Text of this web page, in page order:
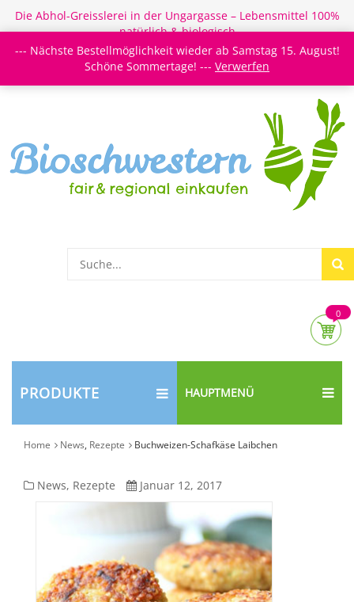
Die Abhol-Greisslerei in der Ungargasse – Lebensmittel 100%
natürlich & biologisch
Login/Register Newsletter Meine Merkzettel
0
PRODUKTE HAUPTMENÜ
Home News, Rezepte Buchweizen-Schafkäse Laibchen
Buchweizen-
Schafkäse
Laibchen
News, Rezepte Januar 12, 2017
--- Nächste Bestellmöglichkeit wieder ab Samstag 15. August!
Schöne Sommertage! --- Verwerfen